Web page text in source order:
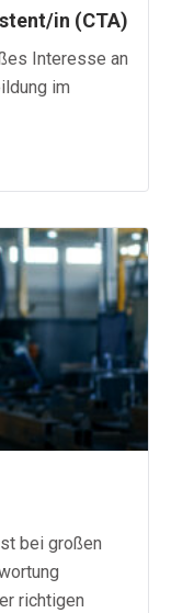
in (CTA)
Interesse an
im
bei großen
richtigen